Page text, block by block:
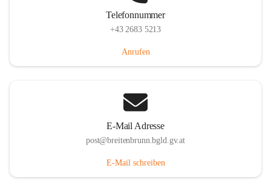
Telefonnummer
+43 2683 5213
Anrufen
E-Mail Adresse
post@breitenbrunn.bgld.gv.at
E-Mail schreiben